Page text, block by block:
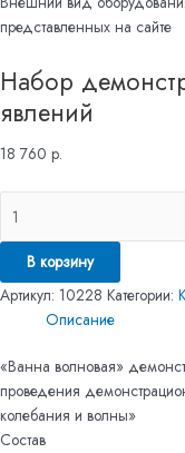
представленных на сайте
Набор
явлений
18 760 р.
В корзину
Артикул: 10228 Категории:
Описание
«Ванна волновая»
проведения
колебания и волны»
Состав